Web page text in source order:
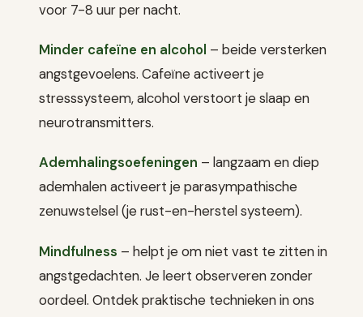
voor 7-8 uur per nacht.
Minder cafeïne en alcohol – beide versterken
angstgevoelens. Cafeïne activeert je
stresssysteem, alcohol verstoort je slaap en
neurotransmitters.
Ademhalingsoefeningen – langzaam en diep
ademhalen activeert je parasympathische
zenuwstelsel (je rust-en-herstel systeem).
Mindfulness – helpt je om niet vast te zitten in
angstgedachten. Je leert observeren zonder
oordeel. Ontdek praktische technieken in ons